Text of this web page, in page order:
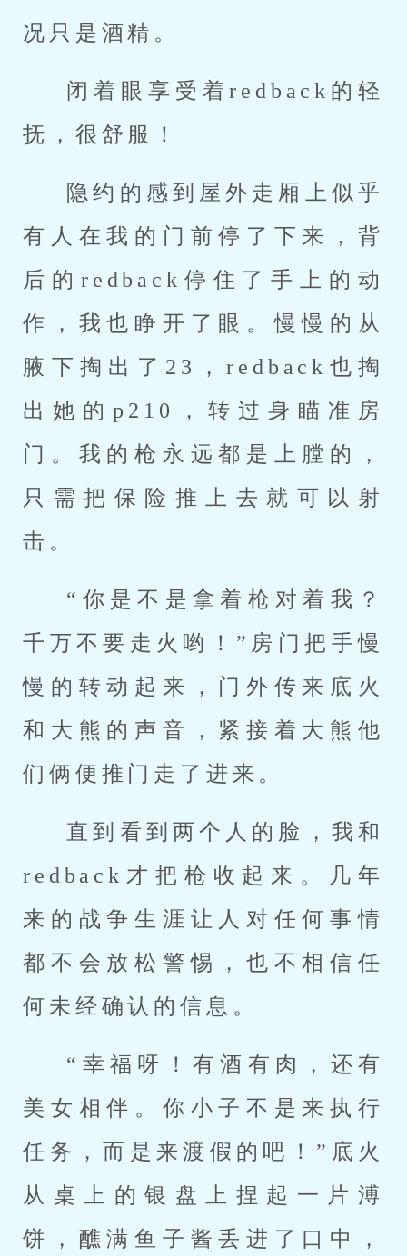
况只是酒精。
闭着眼享受着redback的轻
抚，很舒服！
隐约的感到屋外走厢上似乎
有人在我的门前停了下来，背
后的redback停住了手上的动
作，我也睁开了眼。慢慢的从
腋下掏出了23，redback也掏
出她的p210，转过身瞄准房
门。我的枪永远都是上膛的，
只需把保险推上去就可以射
击。
“你是不是拿着枪对着我？
千万不要走火哟！”房门把手慢
慢的转动起来，门外传来底火
和大熊的声音，紧接着大熊他
们俩便推门走了进来。
直到看到两个人的脸，我和
redback才把枪收起来。几年
来的战争生涯让人对任何事情
都不会放松警惕，也不相信任
何未经确认的信息。
“幸福呀！有酒有肉，还有
美女相伴。你小子不是来执行
任务，而是来渡假的吧！”底火
从桌上的银盘上捏起一片溥
饼，醮满鱼子酱丢进了口中，